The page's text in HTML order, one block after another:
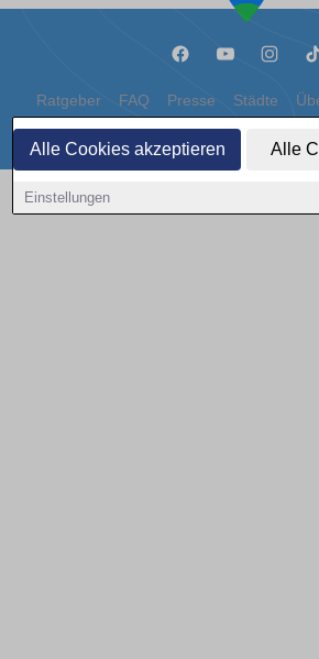
Alle Cookies akzeptieren Alle
Einstellungen
Ratgeber FAQ Presse Städte
Datenschutz Cookies
Copyright © 2000 - 2026 | 1A Infosysteme GmbH |